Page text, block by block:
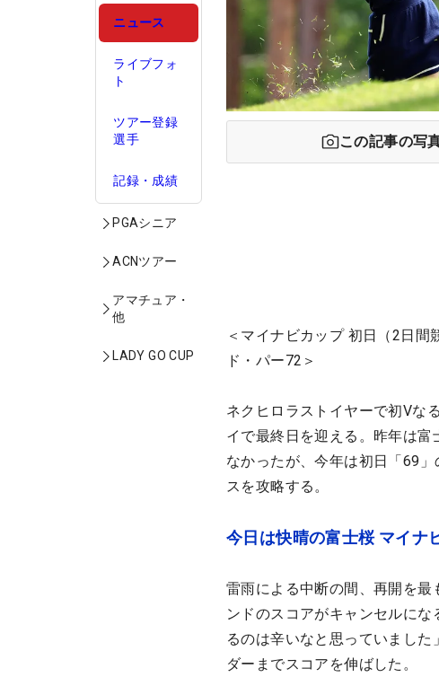
ニュース
ライブフォ
ト
ツアー登録
選手
記録・成績
PGAシニア
ACNツアー
アマチュア・
他
LADY GO CUP
この記事の写
＜マイナビカップ 初日（2日
ド・パー72＞
ネクヒロラストイヤーで初Vな
イで最終日を迎える。昨年は
なかったが、今年は初日「69
スを攻略する。
今日は快晴の富士桜 マイナ
雷雨による中断の間、再開を
ンドのスコアがキャンセルに
るのは辛いなと思っていまし
ダーまでスコアを伸ばした。